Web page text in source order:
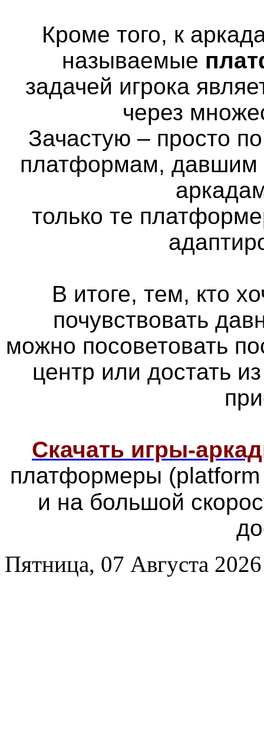
Кроме того, к
называемые
задачей игрока
через
Зачастую – просто
платформам, давшим
только те
В итоге, тем, кто
почувствовать
можно посоветовать
центр или достать
Скачать игры-
платформеры
и на большой
Пятница, 07 Августа 2026